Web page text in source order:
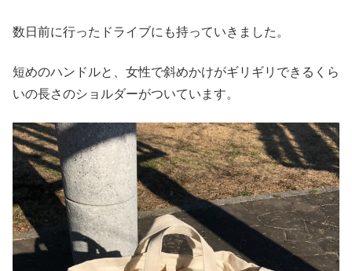
数日前に行ったドライブにも持っていきました。
短めのハンドルと、女性で斜めかけがギリギリできるくら
いの長さのショルダーがついています。